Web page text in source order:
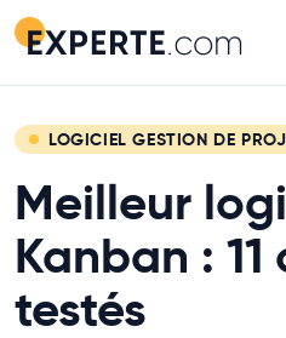
LOGICIEL GESTION DE
Meilleur
Kanban : 11
testés